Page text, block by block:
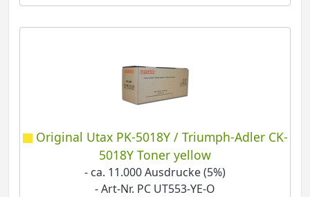
Original Utax PK-5018Y / Triumph-Adler CK-
5018Y Toner yellow
- ca. 11.000 Ausdrucke (5%)
- Art-Nr. PC UT553-YE-O